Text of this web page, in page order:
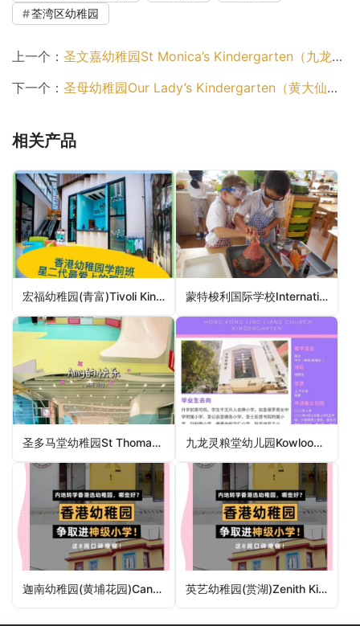
荃湾区幼稚园
上一个： 圣文嘉幼稚园St Monica’s Kindergarten（九龙城区幼稚园）
下一个： 圣母幼稚园Our Lady’s Kindergarten（黄大仙区幼稚园）
相关产品
宏福幼稚园(青富)Tivoli Kindergarten (Ching Fu)（葵青区幼稚园） 蒙特梭利国际学校International Montessori School – An IMEF School (Mid-Levels Campus)（中西区幼稚园）
圣多马堂幼稚园St Thomas’ Church Kindergarten（深水埗区幼稚园） 九龙灵粮堂幼儿园Kowloon Ling Liang Church Day Nursery（九龙城区幼稚园）
迦南幼稚园(黄埔花园)Cannan Kindergarten (Whampoa Garden)（九龙城区幼稚园） 英艺幼稚园(赏湖)Zenith Kindergarten (Sherwood)（元朗区幼稚园）